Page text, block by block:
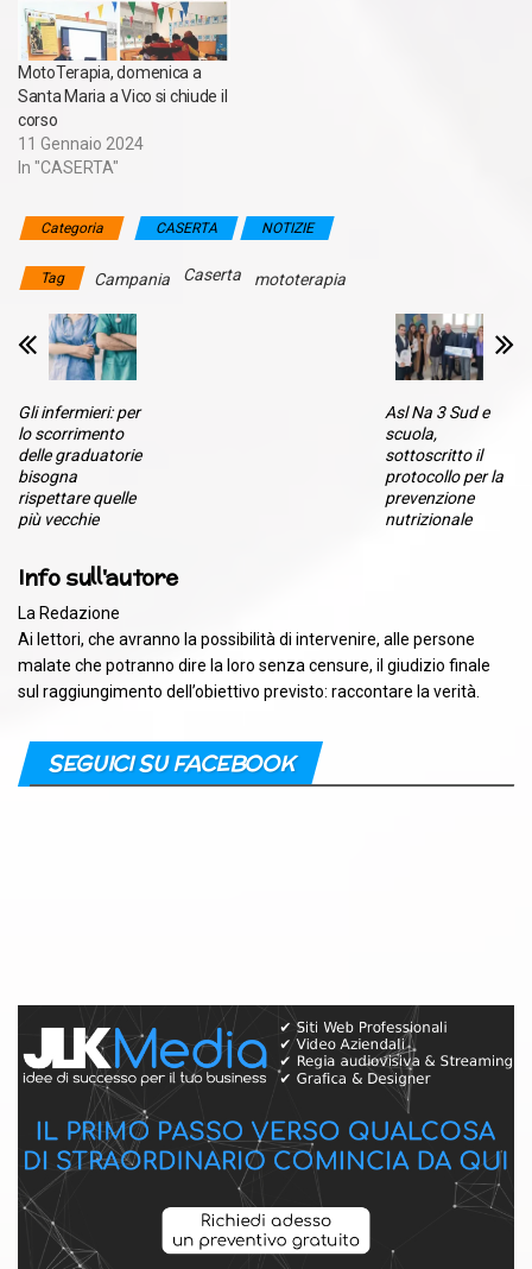
MotoTerapia, domenica a
Santa Maria a Vico si chiude il
corso
11 Gennaio 2024
In "CASERTA"
Categoria CASERTA NOTIZIE
Tag Campania Caserta mototerapia
Gli infermieri: per
lo scorrimento
delle graduatorie
bisogna
rispettare quelle
più vecchie
Asl Na 3 Sud e
scuola,
sottoscritto il
protocollo per la
prevenzione
nutrizionale
Info sull'autore
La Redazione
Ai lettori, che avranno la possibilità di intervenire, alle persone
malate che potranno dire la loro senza censure, il giudizio finale
sul raggiungimento dell’obiettivo previsto: raccontare la verità.
SEGUICI SU FACEBOOK